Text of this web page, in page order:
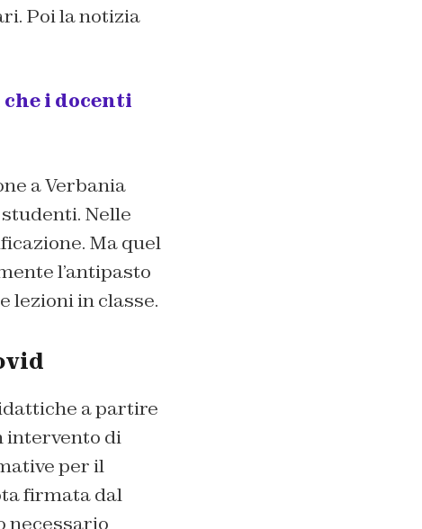
Poi la notizia
i docenti
a Verbania
Nelle
Ma quel
l’antipasto
lezioni in classe.
a partire
intervento di
per il
firmata dal
necessario